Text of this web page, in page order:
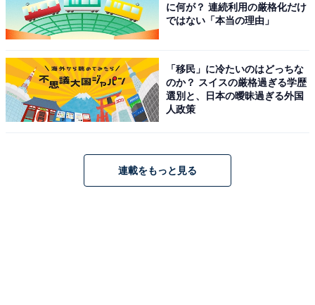
に何が？ 連続利用の厳格化だけ
ではない「本当の理由」
「移民」に冷たいのはどっちな
のか？ スイスの厳格過ぎる学歴
選別と、日本の曖昧過ぎる外国
人政策
連載をもっと見る